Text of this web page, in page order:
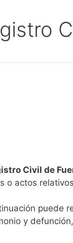
Civil de
o actos
puede
y